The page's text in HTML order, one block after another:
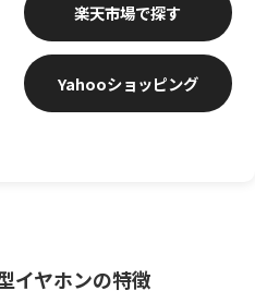
楽天市場
Yahooショッピング
イヤホンの特徴